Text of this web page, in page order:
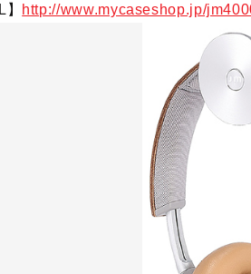
】 http://www.mycaseshop.jp/